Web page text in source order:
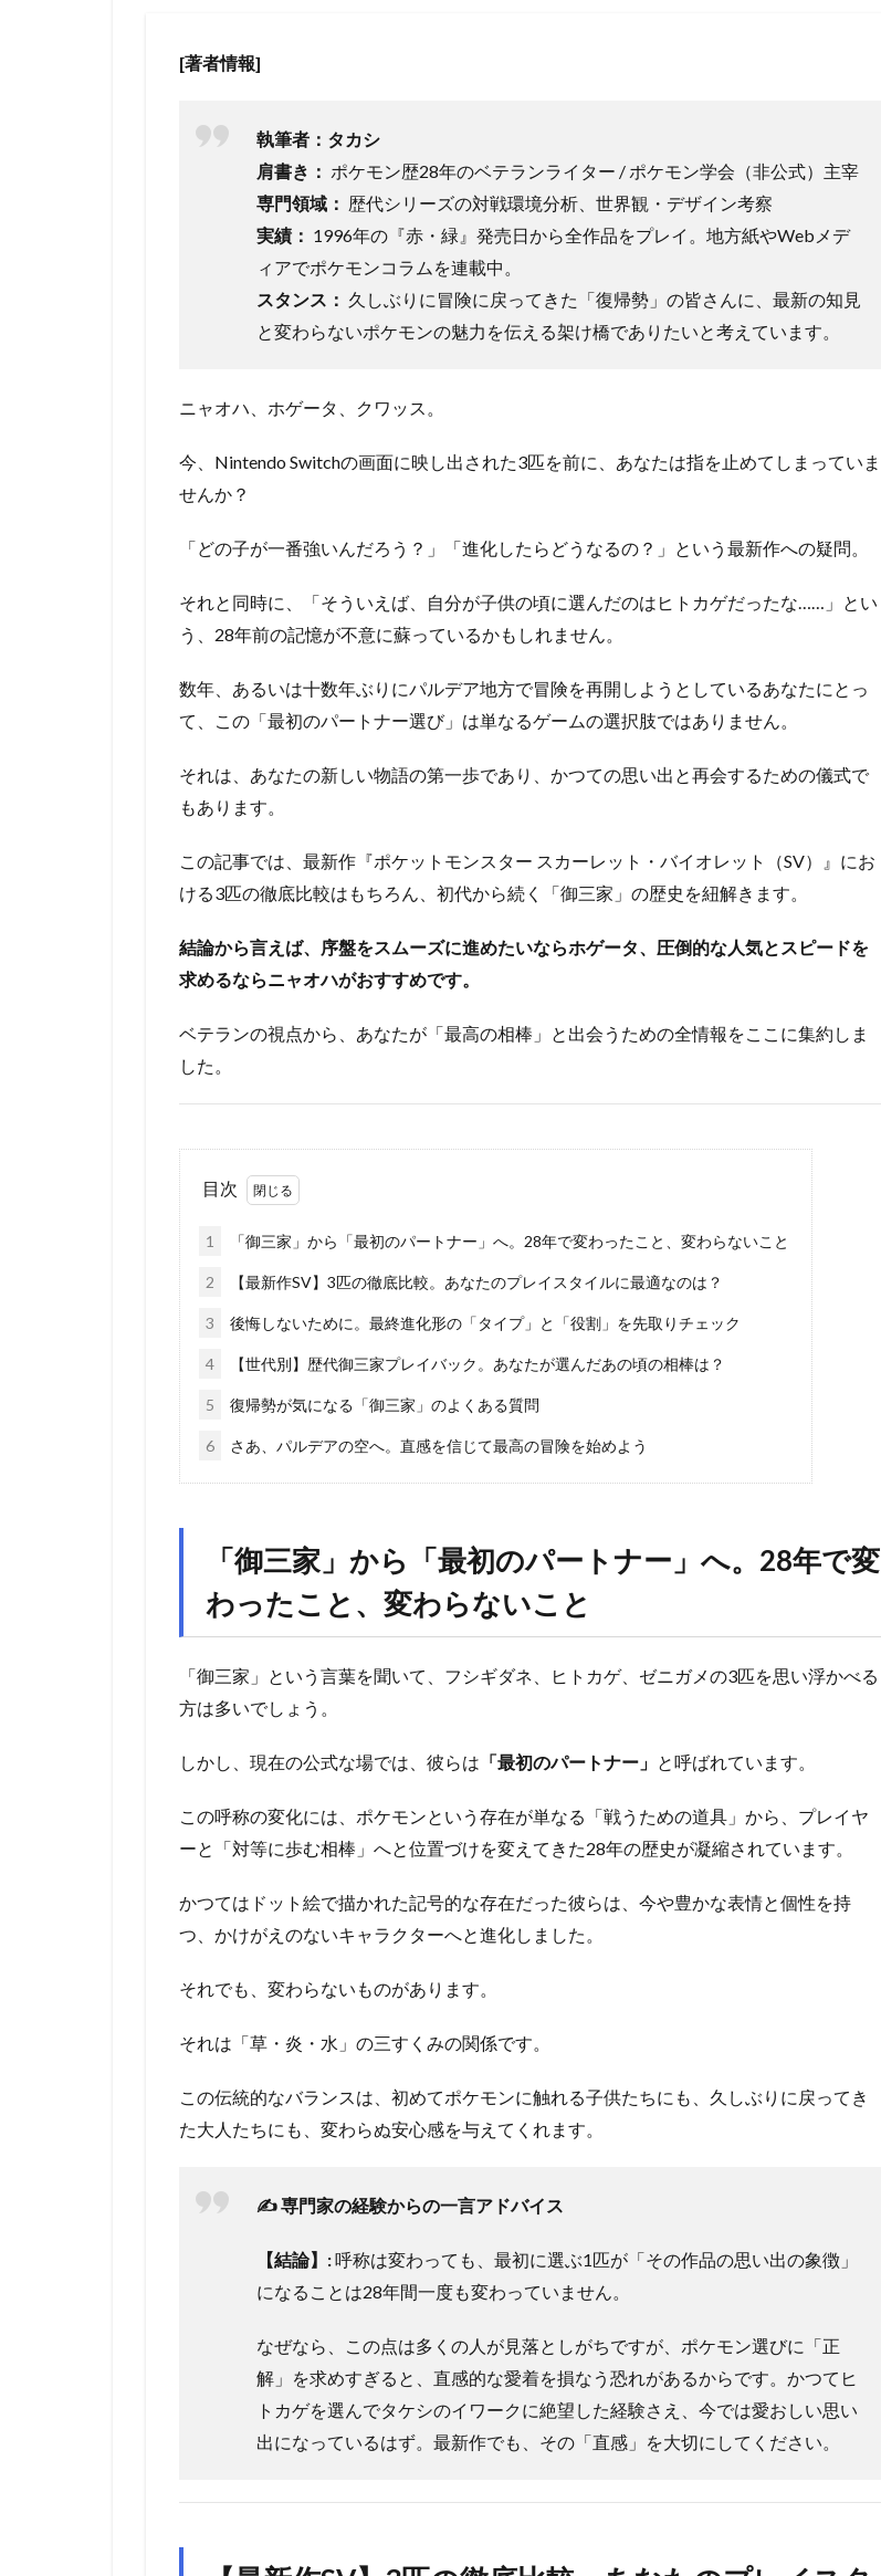
[著者情報]
執筆者：タカシ
肩書き： ポケモン歴28年のベテランライター / ポケモン学会（非公式）主宰
専門領域： 歴代シリーズの対戦環境分析、世界観・デザイン考察
実績： 1996年の『赤・緑』発売日から全作品をプレイ。地方紙やWebメデ
ィアでポケモンコラムを連載中。
スタンス： 久しぶりに冒険に戻ってきた「復帰勢」の皆さんに、最新の知見
と変わらないポケモンの魅力を伝える架け橋でありたいと考えています。
ニャオハ、ホゲータ、クワッス。
今、Nintendo Switchの画面に映し出された3匹を前に、あなたは指を止めてしまっていま
せんか？
「どの子が一番強いんだろう？」「進化したらどうなるの？」という最新作への疑問。
それと同時に、「そういえば、自分が子供の頃に選んだのはヒトカゲだったな……」とい
う、28年前の記憶が不意に蘇っているかもしれません。
数年、あるいは十数年ぶりにパルデア地方で冒険を再開しようとしているあなたにとっ
て、この「最初のパートナー選び」は単なるゲームの選択肢ではありません。
それは、あなたの新しい物語の第一歩であり、かつての思い出と再会するための儀式で
もあります。
この記事では、最新作『ポケットモンスター スカーレット・バイオレット（SV）』にお
ける3匹の徹底比較はもちろん、初代から続く「御三家」の歴史を紐解きます。
結論から言えば、序盤をスムーズに進めたいならホゲータ、圧倒的な人気とスピードを
求めるならニャオハがおすすめです。
ベテランの視点から、あなたが「最高の相棒」と出会うための全情報をここに集約しま
した。
目次
1 「御三家」から「最初のパートナー」へ。28年で変わったこと、変わらないこと
2 【最新作SV】3匹の徹底比較。あなたのプレイスタイルに最適なのは？
3 後悔しないために。最終進化形の「タイプ」と「役割」を先取りチェック
4 【世代別】歴代御三家プレイバック。あなたが選んだあの頃の相棒は？
5 復帰勢が気になる「御三家」のよくある質問
6 さあ、パルデアの空へ。直感を信じて最高の冒険を始めよう
「御三家」から「最初のパートナー」へ。28年で変
わったこと、変わらないこと
「御三家」という言葉を聞いて、フシギダネ、ヒトカゲ、ゼニガメの3匹を思い浮かべる
方は多いでしょう。
しかし、現在の公式な場では、彼らは 「最初のパートナー」 と呼ばれています。
この呼称の変化には、ポケモンという存在が単なる「戦うための道具」から、プレイヤ
ーと「対等に歩む相棒」へと位置づけを変えてきた28年の歴史が凝縮されています。
かつてはドット絵で描かれた記号的な存在だった彼らは、今や豊かな表情と個性を持
つ、かけがえのないキャラクターへと進化しました。
それでも、変わらないものがあります。
それは「草・炎・水」の三すくみの関係です。
この伝統的なバランスは、初めてポケモンに触れる子供たちにも、久しぶりに戻ってき
た大人たちにも、変わらぬ安心感を与えてくれます。
✍️ 専門家の経験からの一言アドバイス
【結論】:呼称は変わっても、最初に選ぶ1匹が「その作品の思い出の象徴」
になることは28年間一度も変わっていません。
なぜなら、この点は多くの人が見落としがちですが、ポケモン選びに「正
解」を求めすぎると、直感的な愛着を損なう恐れがあるからです。かつてヒ
トカゲを選んでタケシのイワークに絶望した経験さえ、今では愛おしい思い
出になっているはず。最新作でも、その「直感」を大切にしてください。